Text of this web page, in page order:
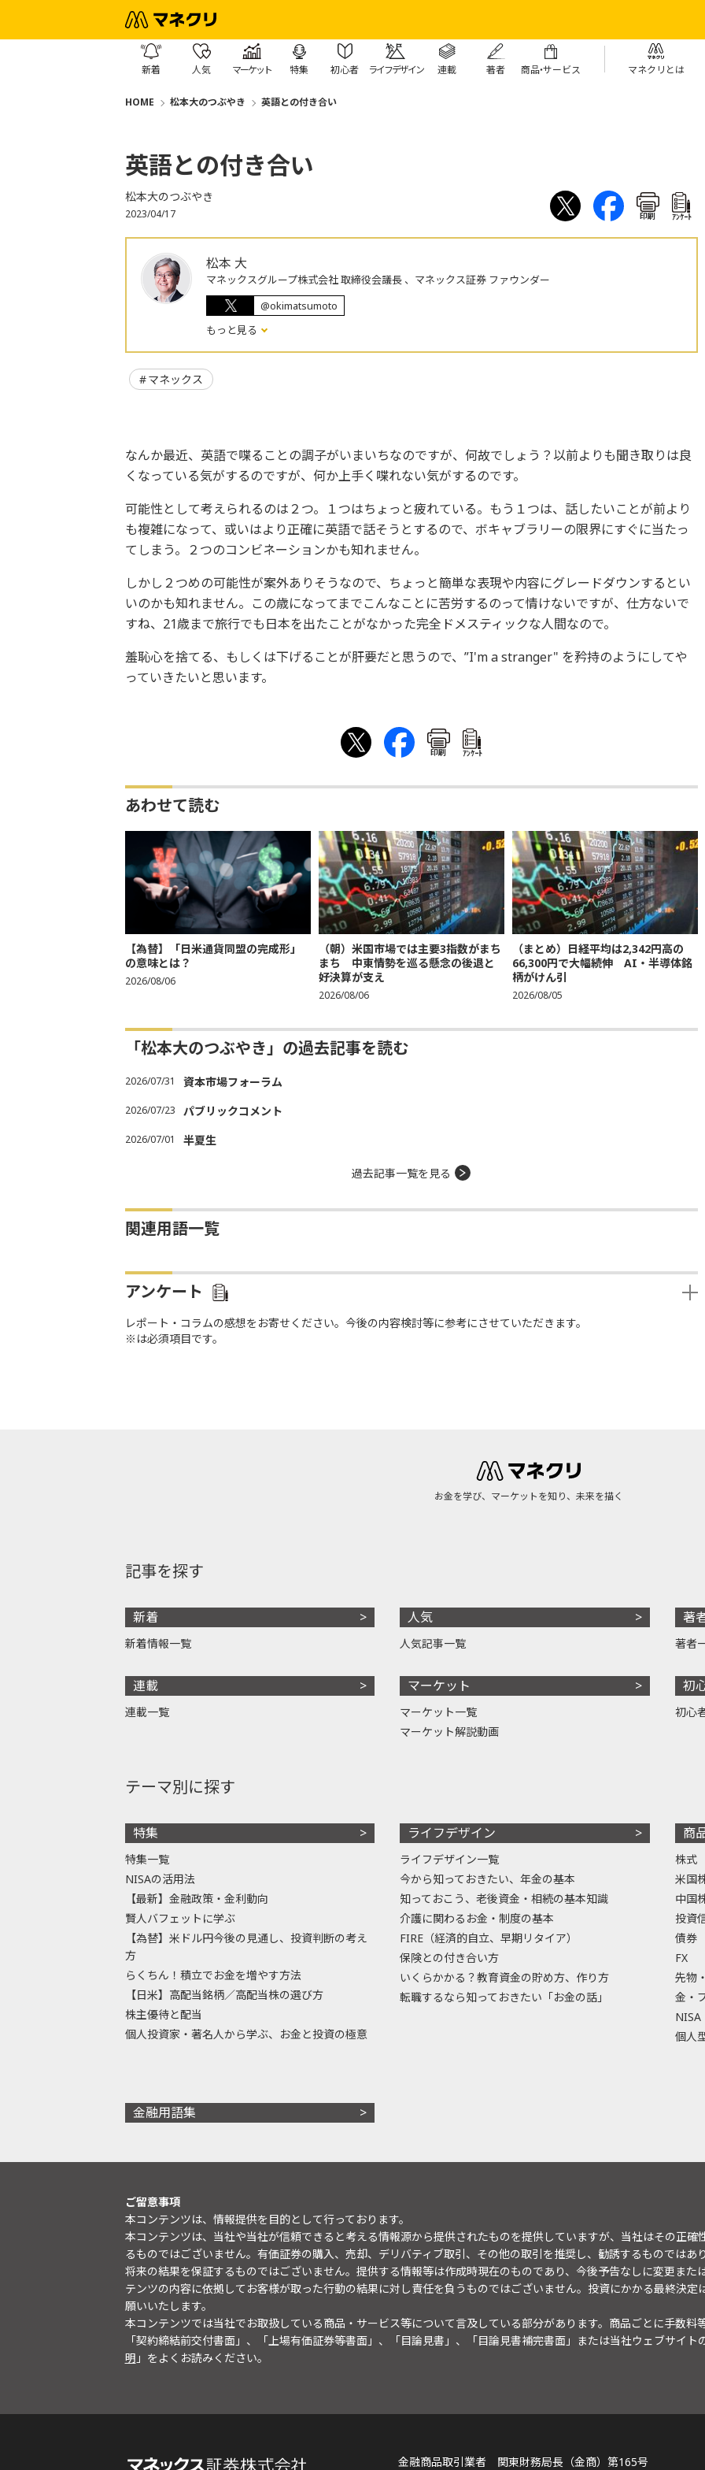
新着 人気 マーケット 特集 初心者 ライフデザイン 連載 著者 商品・サービス マネクリとは
HOME 松本大のつぶやき 英語との付き合い
英語との付き合い
松本大のつぶやき
2023/04/17 印刷 ｱﾝｹｰﾄ
松本 大
マネックスグループ株式会社 取締役会議長 、マネックス証券 ファウンダー
@okimatsumoto
もっと見る
マネックス
なんか最近、英語で喋ることの調子がいまいちなのですが、何故でしょう？以前よりも聞き取りは良
くなっている気がするのですが、何か上手く喋れない気がするのです。
可能性として考えられるのは２つ。１つはちょっと疲れている。もう１つは、話したいことが前より
も複雑になって、或いはより正確に英語で話そうとするので、ボキャブラリーの限界にすぐに当たっ
てしまう。２つのコンビネーションかも知れません。
しかし２つめの可能性が案外ありそうなので、ちょっと簡単な表現や内容にグレードダウンするとい
いのかも知れません。この歳になってまでこんなことに苦労するのって情けないですが、仕方ないで
すね、21歳まで旅行でも日本を出たことがなかった完全ドメスティックな人間なので。
羞恥心を捨てる、もしくは下げることが肝要だと思うので、”I'm a stranger" を矜持のようにしてや
っていきたいと思います。
印刷 ｱﾝｹｰﾄ
あわせて読む
【為替】「日米通貨同盟の完成形」
の意味とは？
2026/08/06
（朝）米国市場では主要3指数がまち
まち 中東情勢を巡る懸念の後退と
好決算が支え
2026/08/06
（まとめ）日経平均は2,342円高の
66,300円で大幅続伸 AI・半導体銘
柄がけん引
2026/08/05
「松本大のつぶやき」の過去記事を読む
2026/07/31 資本市場フォーラム
2026/07/23 パブリックコメント
2026/07/01 半夏生
過去記事一覧を見る
関連用語一覧
アンケート
レポート・コラムの感想をお寄せください。今後の内容検討等に参考にさせていただきます。
※は必須項目です。
お金を学び、マーケットを知り、未来を描く
記事を探す
新着
新着情報一覧
連載
連載一覧
人気
人気記事一覧
マーケット
マーケット一覧
マーケット解説動画
著
著者
初
初心
テーマ別に探す
特集
特集一覧
NISAの活用法
【最新】金融政策・金利動向
賢人バフェットに学ぶ
【為替】米ドル円今後の見通し、投資判断の考え
方
らくちん！積立でお金を増やす方法
【日米】高配当銘柄／高配当株の選び方
株主優待と配当
個人投資家・著名人から学ぶ、お金と投資の極意
ライフデザイン
ライフデザイン一覧
今から知っておきたい、年金の基本
知っておこう、老後資金・相続の基本知識
介護に関わるお金・制度の基本
FIRE（経済的自立、早期リタイア）
保険との付き合い方
いくらかかる？教育資金の貯め方、作り方
転職するなら知っておきたい「お金の話」
商
株式
米国
中国
投資
債券
FX
先物
金・
NISA
個人
金融用語集
ご留意事項
本コンテンツは、情報提供を目的として行っております。
本コンテンツは、当社や当社が信頼できると考える情報源から提供されたものを提供していますが、当社はその正
るものではございません。有価証券の購入、売却、デリバティブ取引、その他の取引を推奨し、勧誘するものではあ
将来の結果を保証するものではございません。提供する情報等は作成時現在のものであり、今後予告なしに変更また
テンツの内容に依拠してお客様が取った行動の結果に対し責任を負うものではございません。投資にかかる最終決
願いいたします。
本コンテンツでは当社でお取扱している商品・サービス等について言及している部分があります。商品ごとに手数料
「契約締結前交付書面」、「上場有価証券等書面」、「目論見書」、「目論見書補完書面」または当社ウェブサイト
明 」をよくお読みください。
金融商品取引業者 関東財務局長（金商）第165号